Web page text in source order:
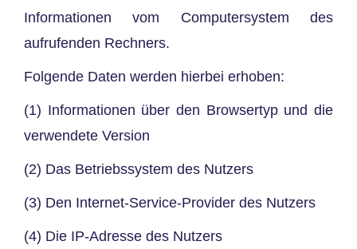
Informationen vom Computersystem des
aufrufenden Rechners.
Folgende Daten werden hierbei erhoben:
(1) Informationen über den Browsertyp und die
verwendete Version
(2) Das Betriebssystem des Nutzers
(3) Den Internet-Service-Provider des Nutzers
(4) Die IP-Adresse des Nutzers